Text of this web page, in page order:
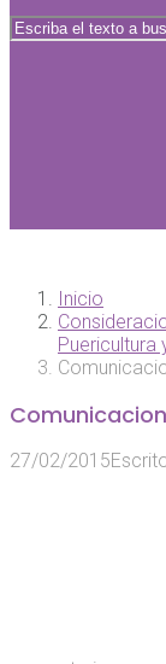
Inicio
Puericultura
27/02/2015